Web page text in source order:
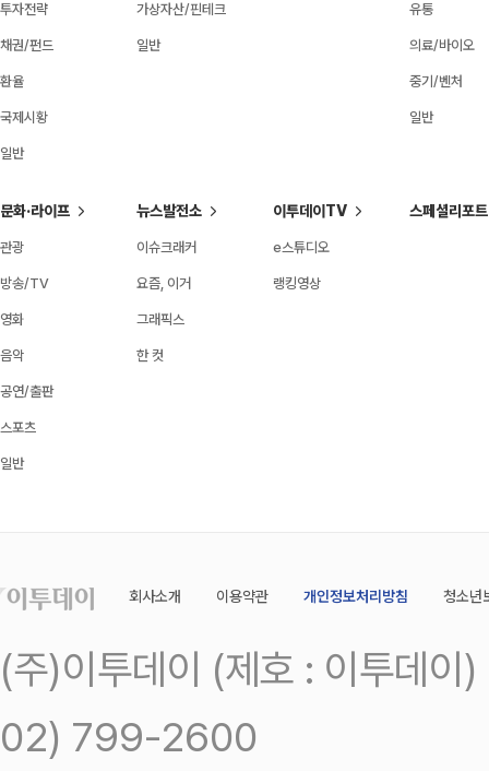
투자전략
채권/펀드
환율
국제시황
일반
가상자산/핀테크
일반
유통
의료/바이오
중기/벤처
일반
문화·라이프
관광
방송/TV
영화
음악
공연/출판
스포츠
일반
뉴스발전소
이슈크래커
요즘, 이거
그래픽스
한 컷
이투데이TV
e스튜디오
랭킹영상
스페셜리포트
회사소개 이용약관 개인정보처리방침 청소년
(주)이투데이 (제호 : 이투데
02) 799-2600